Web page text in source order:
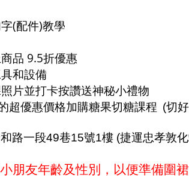
(配件)教學
品 9.5折優惠
和設備
片並打卡按讚送神秘小禮物
超優惠價格加購糖果切糖課程 (切
路一段49巷15號1樓 (捷運忠孝敦
朋友年齡及性別，以便準備圍